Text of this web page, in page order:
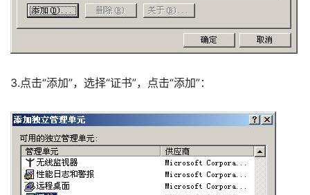
3.点击“添加”，选择“证书”，点击“添加”：